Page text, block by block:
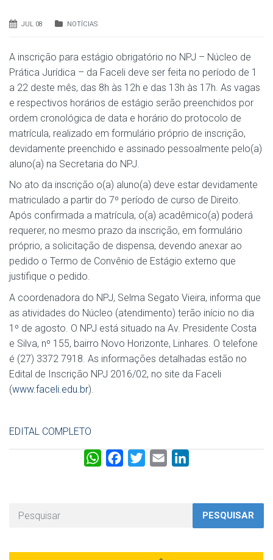
JUL 08 NOTÍCIAS
A inscrição para estágio obrigatório no NPJ – Núcleo de
Prática Jurídica – da Faceli deve ser feita no período de 1
a 22 deste mês, das 8h às 12h e das 13h às 17h. As vagas
e respectivos horários de estágio serão preenchidos por
ordem cronológica de data e horário do protocolo de
matrícula, realizado em formulário próprio de inscrição,
devidamente preenchido e assinado pessoalmente pelo(a)
aluno(a) na Secretaria do NPJ.
No ato da inscrição o(a) aluno(a) deve estar devidamente
matriculado a partir do 7º período de curso de Direito.
Após confirmada a matrícula, o(a) acadêmico(a) poderá
requerer, no mesmo prazo da inscrição, em formulário
próprio, a solicitação de dispensa, devendo anexar ao
pedido o Termo de Convênio de Estágio externo que
justifique o pedido.
A coordenadora do NPJ, Selma Segato Vieira, informa que
as atividades do Núcleo (atendimento) terão início no dia
1º de agosto. O NPJ está situado na Av. Presidente Costa
e Silva, nº 155, bairro Novo Horizonte, Linhares. O telefone
é (27) 3372 7918. As informações detalhadas estão no
Edital de Inscrição NPJ 2016/02, no site da Faceli
(www.faceli.edu.br).
EDITAL COMPLETO
W
e
PESQUISAR